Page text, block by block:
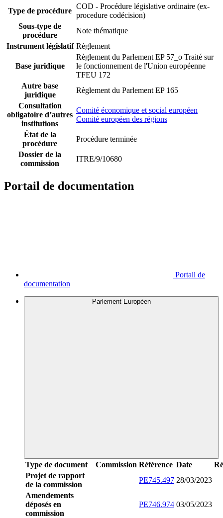
Type de procédure
COD - Procédure législative ordinaire (ex-
procedure codécision)
Sous-type de
procédure
Note thématique
Instrument législatif Règlement
Base juridique
Règlement du Parlement EP 57_o Traité sur
le fonctionnement de l'Union européenne
TFEU 172
Autre base
juridique
Règlement du Parlement EP 165
Consultation
obligatoire d’autres
institutions
Comité économique et social européen
Comité européen des régions
État de la
procédure
Procédure terminée
Dossier de la
commission
ITRE/9/10680
Portail de documentation
Portail de
documentation
Parlement Européen
Type de document Commission Référence Date
Projet de rapport
de la commission
PE745.497 28/03/2023
Amendements
déposés en
commission
PE746.974 03/05/2023